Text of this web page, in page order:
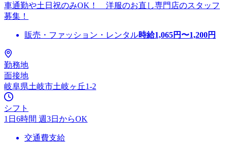
車通勤や土日祝のみOK！ 洋服のお直し専門店のスタッフ
募集！
販売・ファッション・レンタル時給1,065円〜1,200円
勤務地
面接地
岐阜県土岐市土岐ヶ丘1-2
シフト
1日6時間 週3日からOK
交通費支給